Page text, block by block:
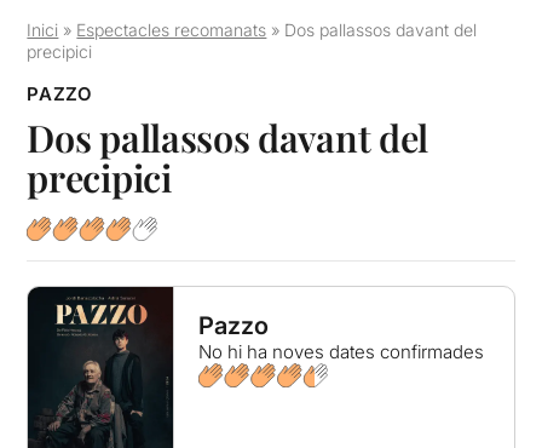
Inici » Espectacles recomanats » Dos pallassos davant del
precipici
PAZZO
Dos pallassos davant del
precipici
Pazzo
No hi ha noves dates confirmades